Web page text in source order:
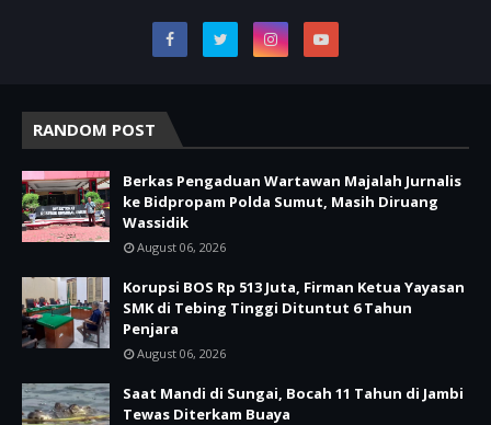
RANDOM POST
Berkas Pengaduan Wartawan Majalah Jurnalis
ke Bidpropam Polda Sumut, Masih Diruang
Wassidik
August 06, 2026
Korupsi BOS Rp 513 Juta, Firman Ketua Yayasan
SMK di Tebing Tinggi Dituntut 6 Tahun
Penjara
August 06, 2026
Saat Mandi di Sungai, Bocah 11 Tahun di Jambi
Tewas Diterkam Buaya